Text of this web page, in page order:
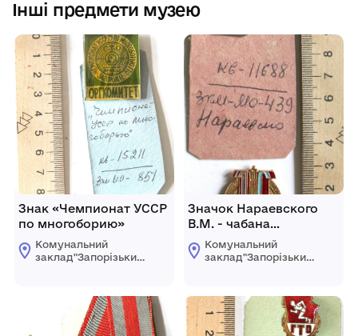
Інші предмети музею
Знак «Чемпионат УССР
по многоборию»
Комунальний
заклад"Запорізький
Запорізької обласної
Значок Нараевского
В.М. - чабана
Госплемзавода
"Коммунист"
Комунальний
заклад"Запорізький
Запорізької обласної
ради